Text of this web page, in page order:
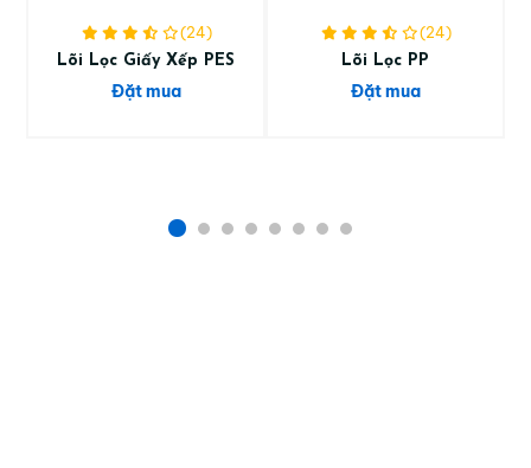
(24)
Lõi Lọc Giấy Xếp PES
Đặt mua
(24)
Lõi Lọc PP
Đặt mua